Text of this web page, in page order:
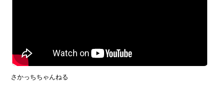
さかっちちゃんねる